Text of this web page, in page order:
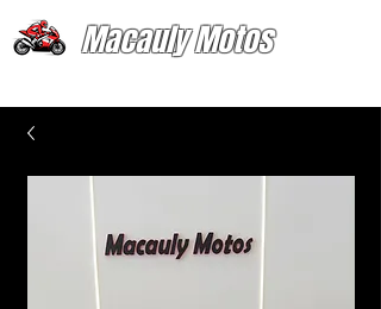
Macauly Motos